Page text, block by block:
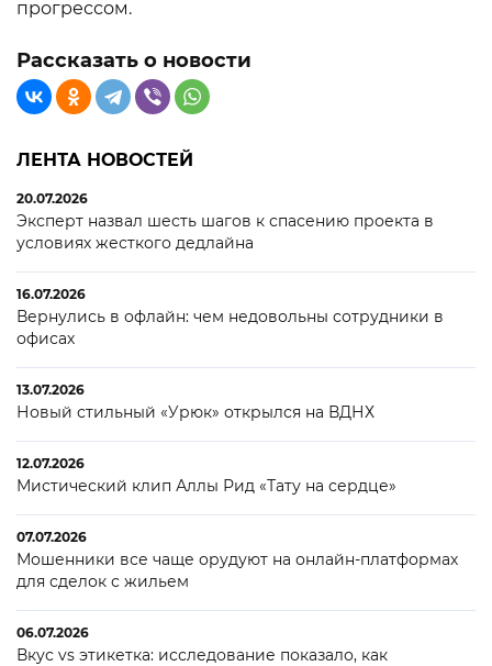
прогрессом.
Рассказать о новости
ЛЕНТА НОВОСТЕЙ
20.07.2026
Эксперт назвал шесть шагов к спасению проекта в
условиях жесткого дедлайна
16.07.2026
Вернулись в офлайн: чем недовольны сотрудники в
офисах
13.07.2026
Новый стильный «Урюк» открылся на ВДНХ
12.07.2026
Мистический клип Аллы Рид «Тату на сердце»
07.07.2026
Мошенники все чаще орудуют на онлайн-платформах
для сделок с жильем
06.07.2026
Вкус vs этикетка: исследование показало, как